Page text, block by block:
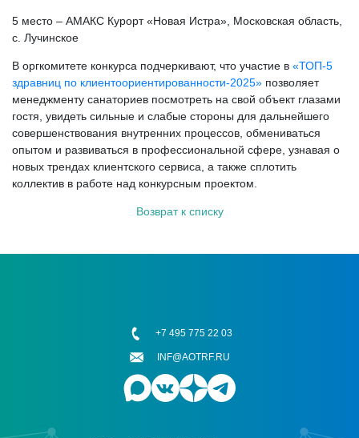
5 место – АМАКС Курорт «Новая Истра», Московская область,
с. Лучинское
В оргкомитете конкурса подчеркивают, что участие в «ТОП-5
здравниц по клиентоориентированности-2025» позволяет
менеджменту санаториев посмотреть на свой объект глазами
гостя, увидеть сильные и слабые стороны для дальнейшего
совершенствования внутренних процессов, обмениваться
опытом и развиваться в профессиональной сфере, узнавая о
новых трендах клиентского сервиса, а также сплотить
коллектив в работе над конкурсным проектом.
Возврат к списку
+7 495 775 22 03
INF@AOTRF.RU